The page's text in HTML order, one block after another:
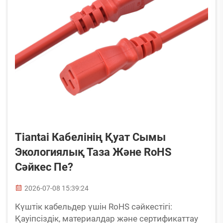
Tiantai Кабелінің Қуат Сымы
Экологиялық Таза Және RoHS
Сәйкес Пе?
2026-07-08 15:39:24
Күштік кабельдер үшін RoHS сәйкестігі:
Қауіпсіздік, материалдар және сертификаттау